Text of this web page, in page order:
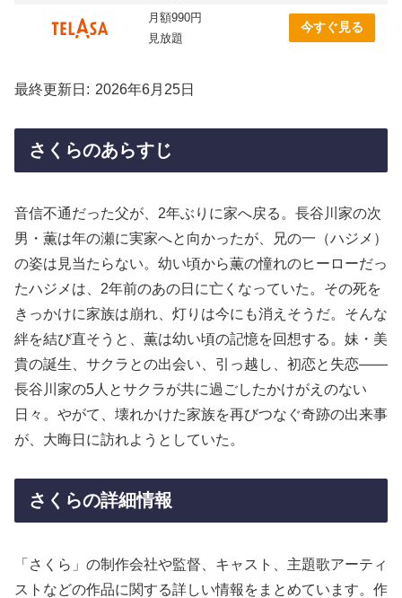
月額990円
見放題
今すぐ見る
最終更新日 2026年6月25日
さくらのあらすじ
音信不通だった父が、2年ぶりに家へ戻る。長谷川家の次
男・薫は年の瀬に実家へと向かったが、兄の一（ハジメ）
の姿は見当たらない。幼い頃から薫の憧れのヒーローだっ
たハジメは、2年前のあの日に亡くなっていた。その死を
きっかけに家族は崩れ、灯りは今にも消えそうだ。そんな
絆を結び直そうと、薫は幼い頃の記憶を回想する。妹・美
貴の誕生、サクラとの出会い、引っ越し、初恋と失恋――
長谷川家の5人とサクラが共に過ごしたかけがえのない
日々。やがて、壊れかけた家族を再びつなぐ奇跡の出来事
が、大晦日に訪れようとしていた。
さくらの詳細情報
「さくら」の制作会社や監督、キャスト、主題歌アーティ
ストなどの作品に関する詳しい情報をまとめています。作